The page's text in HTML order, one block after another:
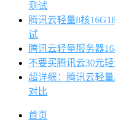
测试
腾讯云轻量8核
试
腾讯云轻量服务器
不要买腾讯云30元
超详细：腾讯云轻
对比
首页